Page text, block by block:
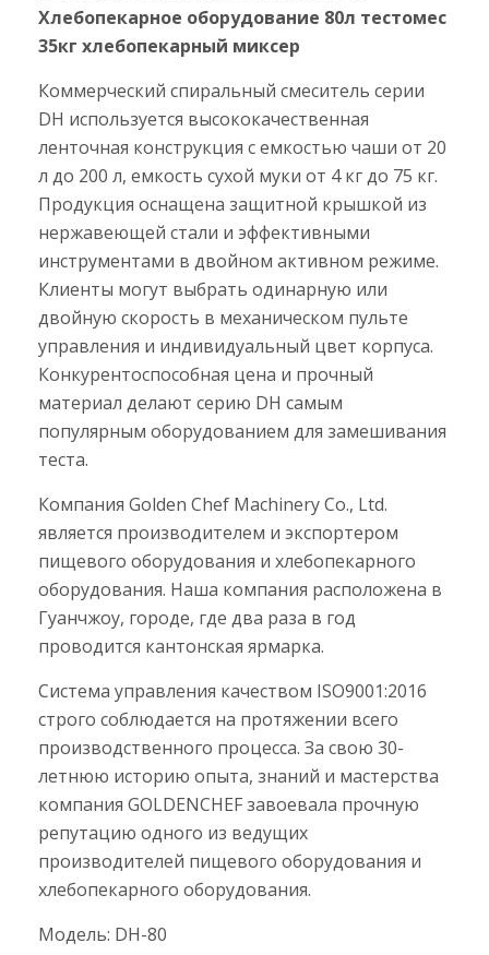
Хлебопекарное оборудование 80л тестомес
35кг хлебопекарный миксер
Коммерческий спиральный смеситель серии
DH используется высококачественная
ленточная конструкция с емкостью чаши от 20
л до 200 л, емкость сухой муки от 4 кг до 75 кг.
Продукция оснащена защитной крышкой из
нержавеющей стали и эффективными
инструментами в двойном активном режиме.
Клиенты могут выбрать одинарную или
двойную скорость в механическом пульте
управления и индивидуальный цвет корпуса.
Конкурентоспособная цена и прочный
материал делают серию DH самым
популярным оборудованием для замешивания
теста.
Компания Golden Chef Machinery Co., Ltd.
является производителем и экспортером
пищевого оборудования и хлебопекарного
оборудования. Наша компания расположена в
Гуанчжоу, городе, где два раза в год
проводится кантонская ярмарка.
Система управления качеством ISO9001:2016
строго соблюдается на протяжении всего
производственного процесса. За свою 30-
летнюю историю опыта, знаний и мастерства
компания GOLDENCHEF завоевала прочную
репутацию одного из ведущих
производителей пищевого оборудования и
хлебопекарного оборудования.
Модель: DH-80